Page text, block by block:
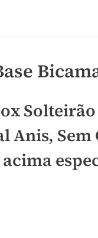
Anis, Sem